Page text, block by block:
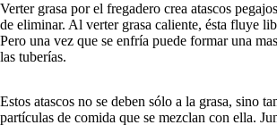
Verter grasa por el fregadero crea atascos
de eliminar. Al verter grasa caliente, ésta fluye
Pero una vez que se enfría puede formar una
las tuberías.
Estos atascos no se deben sólo a la grasa, sino
partículas de comida que se mezclan con ella.